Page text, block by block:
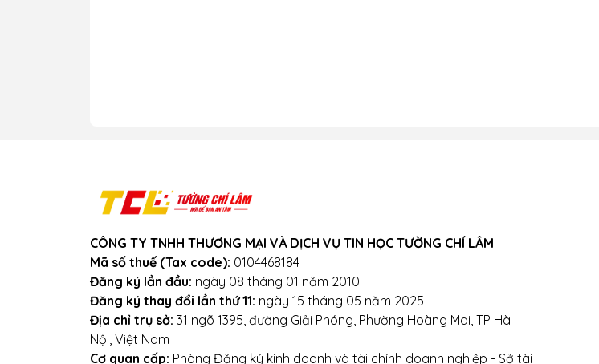
CÔNG TY TNHH THƯƠNG MẠI VÀ DỊCH VỤ TIN HỌC TƯỜNG CHÍ LÂM
Mã số thuế (Tax code): 0104468184
Đăng ký lần đầu: ngày 08 tháng 01 năm 2010
Đăng ký thay đổi lần thứ 11: ngày 15 tháng 05 năm 2025
Địa chỉ trụ sở: 31 ngõ 1395, đường Giải Phóng, Phường Hoàng Mai, TP Hà
Nội, Việt Nam
Cơ quan cấp: Phòng Đăng ký kinh doanh và tài chính doanh nghiệp - Sở tài